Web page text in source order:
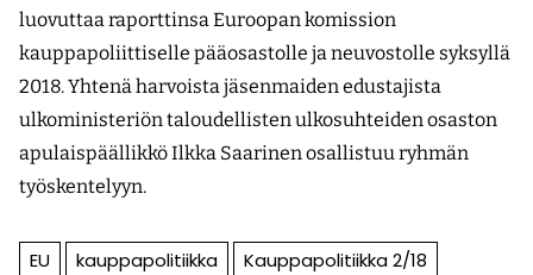
luovuttaa raporttinsa Euroopan komission
kauppapoliittiselle pääosastolle ja neuvostolle syksyllä
2018. Yhtenä harvoista jäsenmaiden edustajista
ulkoministeriön taloudellisten ulkosuhteiden osaston
apulaispäällikkö Ilkka Saarinen osallistuu ryhmän
työskentelyyn.
EU kauppapolitiikka
Kauppapolitiikka 2/18